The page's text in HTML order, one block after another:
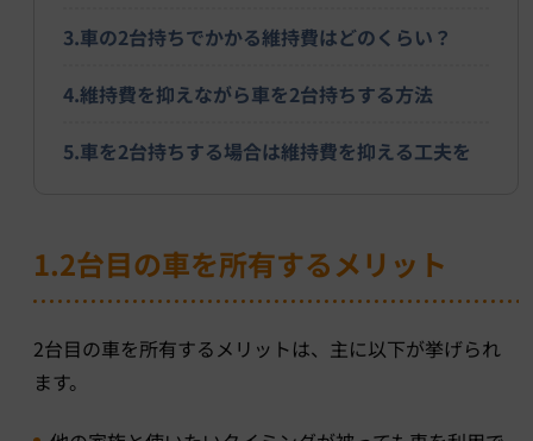
3.車の2台持ちでかかる維持費はどのくらい？
4.維持費を抑えながら車を2台持ちする方法
5.車を2台持ちする場合は維持費を抑える工夫を
1.2台目の車を所有するメリット
2台目の車を所有するメリットは、主に以下が挙げられ
ます。